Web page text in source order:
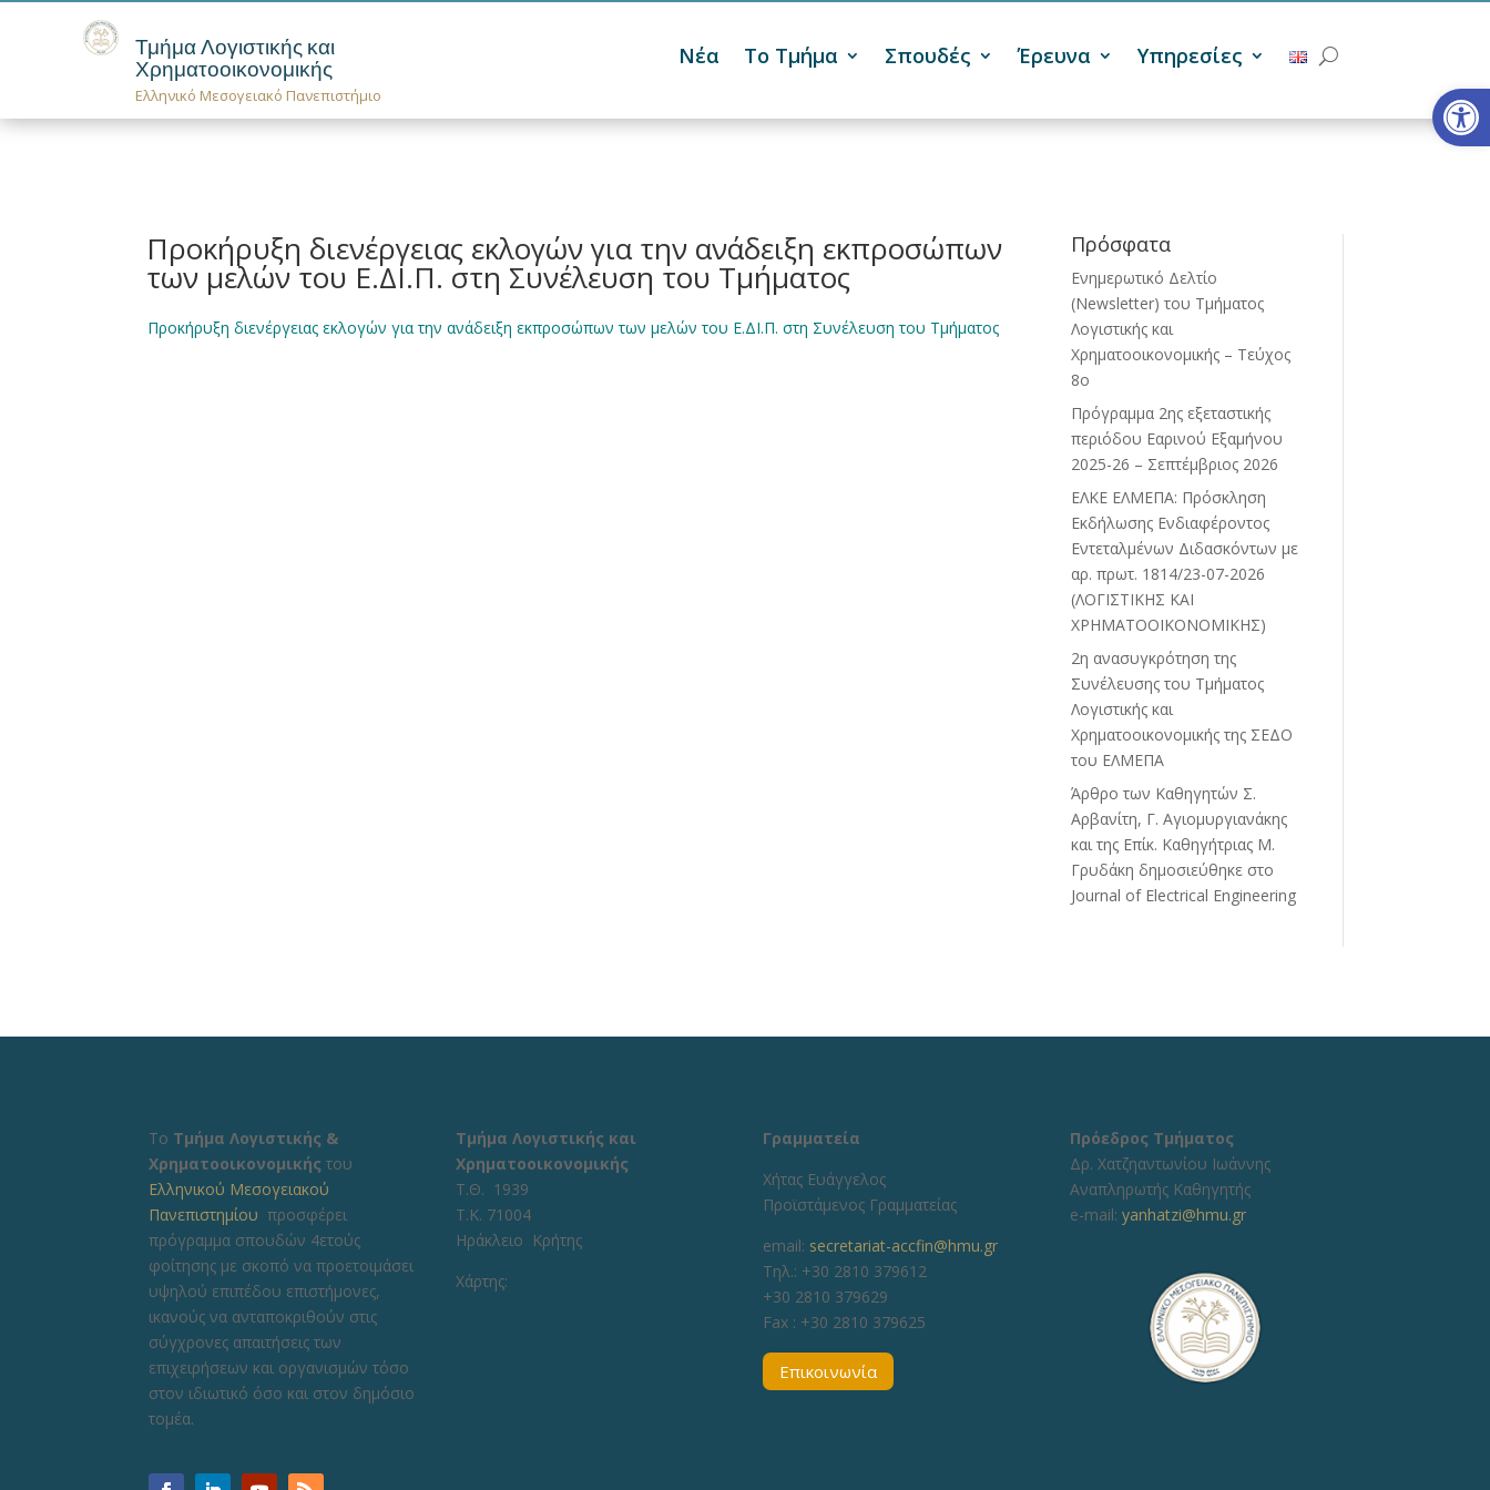
Τμήμα Λογιστικής και
Χρηματοοικονομικής
Ελληνικό Μεσογειακό Πανεπιστήμιο
Νέα Το Τμήμα Σπουδές Έρευνα Υπηρεσίες
Προκήρυξη διενέργειας εκλογών για την ανάδειξη εκπροσώπων
των μελών του Ε.ΔΙ.Π. στη Συνέλευση του Τμήματος
Προκήρυξη διενέργειας εκλογών για την ανάδειξη εκπροσώπων των μελών του Ε.ΔΙ.Π. στη Συνέλευση του Τμήματος
Πρόσφατα
Ενημερωτικό Δελτίο
(Newsletter) του Τμήματος
Λογιστικής και
Χρηματοοικονομικής – Τεύχος
8ο
Πρόγραμμα 2ης εξεταστικής
περιόδου Eαρινού Eξαμήνου
2025-26 – Σεπτέμβριος 2026
ΕΛΚΕ ΕΛΜΕΠΑ: Πρόσκληση
Εκδήλωσης Ενδιαφέροντος
Εντεταλμένων Διδασκόντων με
αρ. πρωτ. 1814/23-07-2026
(ΛΟΓΙΣΤΙΚΗΣ ΚΑΙ
ΧΡΗΜΑΤΟΟΙΚΟΝΟΜΙΚΗΣ)
2η ανασυγκρότηση της
Συνέλευσης του Τμήματος
Λογιστικής και
Χρηματοοικονομικής της ΣΕΔΟ
του ΕΛΜΕΠΑ
Άρθρο των Καθηγητών Σ.
Αρβανίτη, Γ. Αγιομυργιανάκης
και της Επίκ. Καθηγήτριας Μ.
Γρυδάκη δημοσιεύθηκε στο
Journal of Electrical Engineering
Το Τμήμα Λογιστικής &
Χρηματοοικονομικήςτου
Ελληνικού Μεσογειακού
Πανεπιστημίου προσφέρει
πρόγραμμα σπουδών 4ετούς
φοίτησης με σκοπό να προετοιμάσει
υψηλού επιπέδου επιστήμονες,
ικανούς να ανταποκριθούν στις
σύγχρονες απαιτήσεις των
επιχειρήσεων και οργανισμών τόσο
στον ιδιωτικό όσο και στον δημόσιο
τομέα.
Τμήμα Λογιστικής και
Χρηματοοικονομικής
Τ.Θ. 1939
Τ.Κ. 71004
Ηράκλειο Κρήτης
Χάρτης:
Γραμματεία
Χήτας Ευάγγελος
Προϊστάμενος Γραμματείας
email: secretariat-accfin@hmu.gr
Τηλ.: +30 2810 379612
+30 2810 379629
Fax : +30 2810 379625
Επικοινωνία
Πρόεδρος Τμήματος
Δρ. Χατζηαντωνίου Ιωάννης
Αναπληρωτής Καθηγητής
e-mail: yanhatzi@hmu.gr